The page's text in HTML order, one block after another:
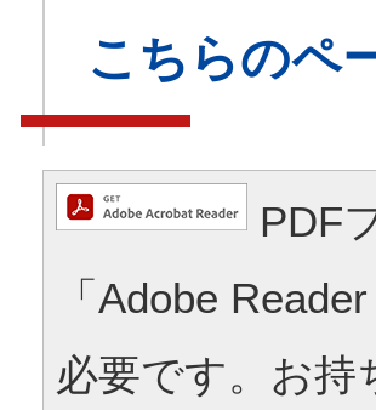
こちらのペ
PDF
「Adobe
必要です。お持